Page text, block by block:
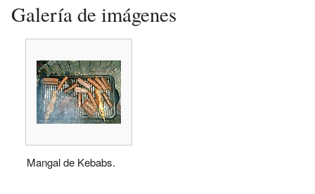
Galería de imágenes
Mangal de Kebabs.